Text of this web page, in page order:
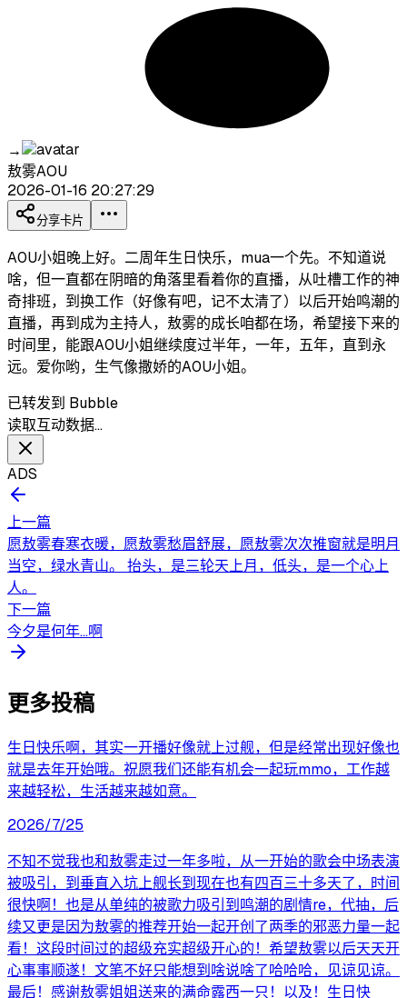
→
敖雾AOU
2026-01-16 20:27:29
分享卡片
A0U小姐晚上好。二周年生日快乐，mua一个先。不知道说
啥，但一直都在阴暗的角落里看着你的直播，从吐槽工作的神
奇排班，到换工作（好像有吧，记不太清了）以后开始鸣潮的
直播，再到成为主持人，敖雾的成长咱都在场，希望接下来的
时间里，能跟A0U小姐继续度过半年，一年，五年，直到永
远。爱你哟，生气像撒娇的A0U小姐。
已转发到 Bubble
读取互动数据…
ADS
上一篇
愿敖雾春寒衣暖，愿敖雾愁眉舒展，愿敖雾次次推窗就是明月
当空，绿水青山。 抬头，是三轮天上月，低头，是一个心上
人。
下一篇
今夕是何年…啊
更多投稿
生日快乐啊，其实一开播好像就上过舰，但是经常出现好像也
就是去年开始哦。祝愿我们还能有机会一起玩mmo，工作越
来越轻松，生活越来越如意。
2026/7/25
不知不觉我也和敖雾走过一年多啦，从一开始的歌会中场表演
被吸引，到垂直入坑上舰长到现在也有四百三十多天了，时间
很快啊！也是从单纯的被歌力吸引到鸣潮的剧情re，代抽，后
续又更是因为敖雾的推荐开始一起开创了两季的邪恶力量一起
看！这段时间过的超级充实超级开心的！希望敖雾以后天天开
心事事顺遂！文笔不好只能想到啥说啥了哈哈哈，见谅见谅。
最后！感谢敖雾姐姐送来的满命露西一只！以及！生日快